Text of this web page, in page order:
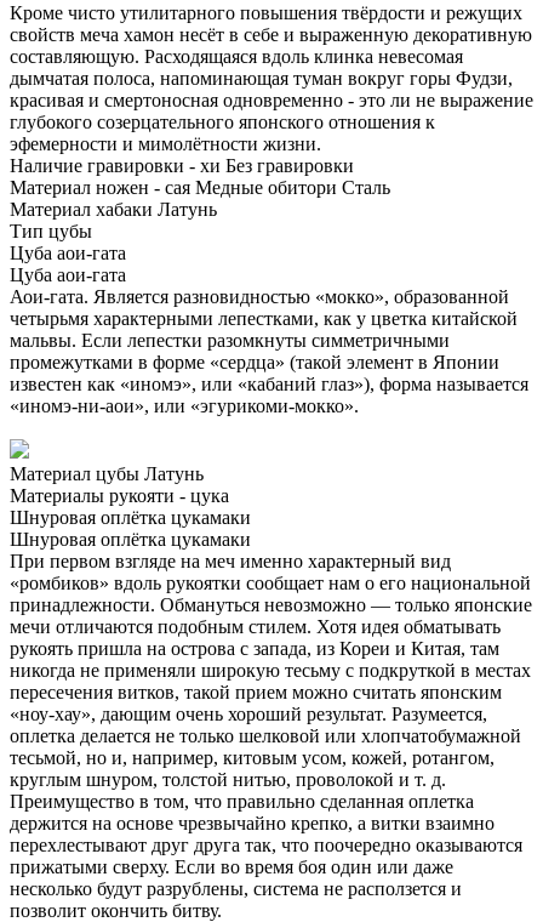
Кроме чисто утилитарного повышения твёрдости и режущих
свойств меча хамон несёт в себе и выраженную декоративную
составляющую. Расходящаяся вдоль клинка невесомая
дымчатая полоса, напоминающая туман вокруг горы Фудзи,
красивая и смертоносная одновременно - это ли не выражение
глубокого созерцательного японского отношения к
эфемерности и мимолётности жизни.
Наличие гравировки - хи Без гравировки
Материал ножен - сая Медные обитори Сталь
Материал хабаки Латунь
Тип цубы
Цуба аои-гата
Цуба аои-гата
Аои-гата. Является разновидностью «мокко», образованной
четырьмя характерными лепестками, как у цветка китайской
мальвы. Если лепестки разомкнуты симметричными
промежутками в форме «сердца» (такой элемент в Японии
известен как «иномэ», или «кабаний глаз»), форма называется
«иномэ-ни-аои», или «эгурикоми-мокко».
Материал цубы Латунь
Материалы рукояти - цука
Шнуровая оплётка цукамаки
Шнуровая оплётка цукамаки
При первом взгляде на меч именно характерный вид
«ромбиков» вдоль рукоятки сообщает нам о его национальной
принадлежности. Обмануться невозможно — только японские
мечи отличаются подобным стилем. Хотя идея обматывать
рукоять пришла на острова с запада, из Кореи и Китая, там
никогда не применяли широкую тесьму с подкруткой в местах
пересечения витков, такой прием можно считать японским
«ноу-хау», дающим очень хороший результат. Разумеется,
оплетка делается не только шелковой или хлопчатобумажной
тесьмой, но и, например, китовым усом, кожей, ротангом,
круглым шнуром, толстой нитью, проволокой и т. д.
Преимущество в том, что правильно сделанная оплетка
держится на основе чрезвычайно крепко, а витки взаимно
перехлестывают друг друга так, что поочередно оказываются
прижатыми сверху. Если во время боя один или даже
несколько будут разрублены, система не расползется и
позволит окончить битву.